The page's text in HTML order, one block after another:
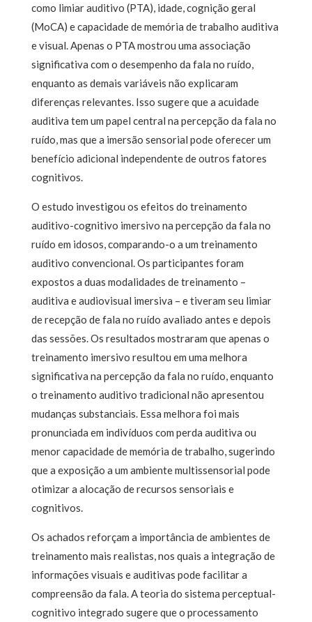
como limiar auditivo (PTA), idade, cognição geral
(MoCA) e capacidade de memória de trabalho auditiva
e visual. Apenas o PTA mostrou uma associação
significativa com o desempenho da fala no ruído,
enquanto as demais variáveis não explicaram
diferenças relevantes. Isso sugere que a acuidade
auditiva tem um papel central na percepção da fala no
ruído, mas que a imersão sensorial pode oferecer um
benefício adicional independente de outros fatores
cognitivos.
O estudo investigou os efeitos do treinamento
auditivo-cognitivo imersivo na percepção da fala no
ruído em idosos, comparando-o a um treinamento
auditivo convencional. Os participantes foram
expostos a duas modalidades de treinamento –
auditiva e audiovisual imersiva – e tiveram seu limiar
de recepção de fala no ruído avaliado antes e depois
das sessões. Os resultados mostraram que apenas o
treinamento imersivo resultou em uma melhora
significativa na percepção da fala no ruído, enquanto
o treinamento auditivo tradicional não apresentou
mudanças substanciais. Essa melhora foi mais
pronunciada em indivíduos com perda auditiva ou
menor capacidade de memória de trabalho, sugerindo
que a exposição a um ambiente multissensorial pode
otimizar a alocação de recursos sensoriais e
cognitivos.
Os achados reforçam a importância de ambientes de
treinamento mais realistas, nos quais a integração de
informações visuais e auditivas pode facilitar a
compreensão da fala. A teoria do sistema perceptual-
cognitivo integrado sugere que o processamento